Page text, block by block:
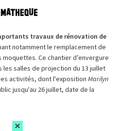
travaux de rénovation de
notamment le remplacement de
Ce chantier d’envergure
salles de projection du 13 juillet
activités, dont l'exposition Marilyn
jusqu'au 26 juillet, date de la